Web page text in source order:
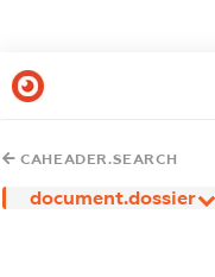
CAHEADER.SEARCH
document.dossier